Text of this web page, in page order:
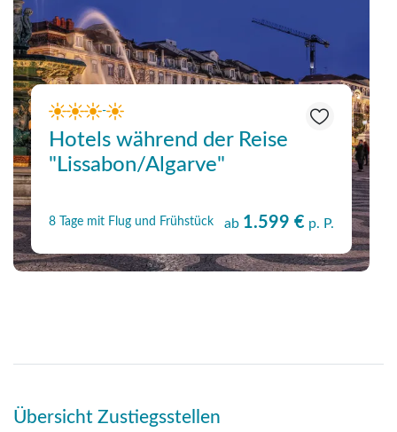
-
Hotels während der Reise
"Lissabon/Algarve"
8 Tage mit Flug und Frühstück ab 1.599 € p. P.
Übersicht Zustiegsstellen